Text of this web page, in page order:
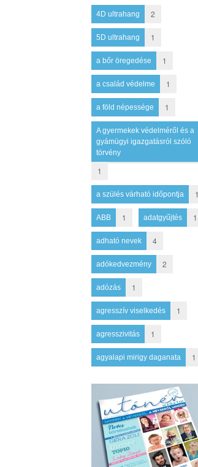
4D ultrahang 2
5D ultrahang 1
a bőr öregedése 1
a család védelme 1
a föld népessége 1
A gyermekek védelméről és a
gyámügyi igazgatásról szóló
törvény
1
a szülés várható időpontja 1
ABB 1 adatgyűjtés 1
adható nevek 4
adókedvezmény 2
adózás 1
agresszív viselkedés 1
agresszivitás 1
agyalapi mirigy daganata 1